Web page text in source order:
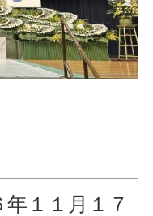
１１月１７